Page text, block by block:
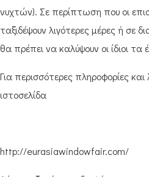
νυχτών). Σε περίπτωση που οι
ταξιδέψουν λιγότερες μέρες ή σε
θα πρέπει να καλύψουν οι ίδιοι τα
Για περισσότερες πληροφορίες
ιστοσελίδα
http://eurasiawindowfair.com/